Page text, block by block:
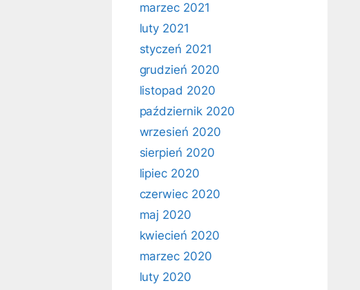
marzec 2021
luty 2021
styczeń 2021
grudzień 2020
listopad 2020
październik 2020
wrzesień 2020
sierpień 2020
lipiec 2020
czerwiec 2020
maj 2020
kwiecień 2020
marzec 2020
luty 2020